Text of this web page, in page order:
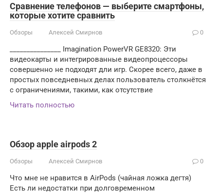
Сравнение телефонов — выберите смартфоны,
которые хотите сравнить
Обзоры Алексей Смирнов 0
_______________ Imagination PowerVR GE8320: Эти
видеокарты и интегрированные видеопроцессоры
совершенно не подходят дли игр. Скорее всего, даже в
простых повседневных делах пользователь столкнётся
с ограничениями, такими, как отсутствие
Читать полностью
Обзор apple airpods 2
Обзоры Алексей Смирнов 0
Что мне не нравится в AirPods (чайная ложка дегтя)
Есть ли недостатки при долговременном